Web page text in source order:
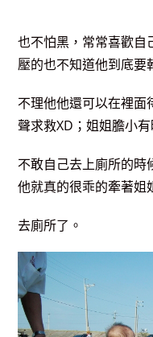
也不怕黑，常常喜歡自
壓的也不知道他到底要
不理他他還可以在裡面
聲求救XD；姐姐膽小
不敢自己去上廁所的時
他就真的很乖的牽著姐
去廁所了。